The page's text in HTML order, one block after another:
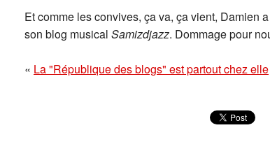
Et comme les convives, ça va, ça vient, Damien
son blog musical Samizdjazz. Dommage pour
« La "République des blogs" est partout chez elle